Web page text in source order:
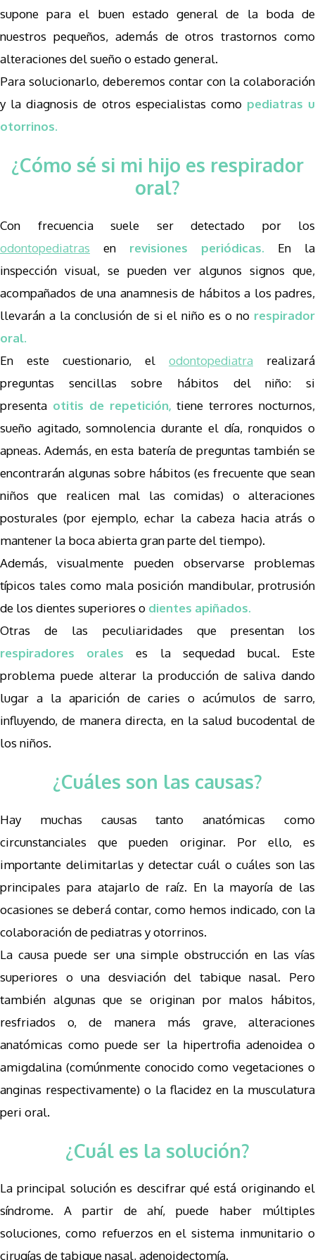
supone para el buen estado general de la boda de
nuestros pequeños, además de otros trastornos como
alteraciones del sueño o estado general.
Para solucionarlo, deberemos contar con la colaboración
y la diagnosis de otros especialistas como pediatras u
otorrinos.
¿Cómo sé si mi hijo es respirador
oral?
Con frecuencia suele ser detectado por los
odontopediatras en revisiones periódicas. En la
inspección visual, se pueden ver algunos signos que,
acompañados de una anamnesis de hábitos a los padres,
llevarán a la conclusión de si el niño es o no respirador
oral.
En este cuestionario, el odontopediatra realizará
preguntas sencillas sobre hábitos del niño: si
presenta otitis de repetición, tiene terrores nocturnos,
sueño agitado, somnolencia durante el día, ronquidos o
apneas. Además, en esta batería de preguntas también se
encontrarán algunas sobre hábitos (es frecuente que sean
niños que realicen mal las comidas) o alteraciones
posturales (por ejemplo, echar la cabeza hacia atrás o
mantener la boca abierta gran parte del tiempo).
Además, visualmente pueden observarse problemas
típicos tales como mala posición mandibular, protrusión
de los dientes superiores o dientes apiñados.
Otras de las peculiaridades que presentan los
respiradores oraleses la sequedad bucal. Este
problema puede alterar la producción de saliva dando
lugar a la aparición de caries o acúmulos de sarro,
influyendo, de manera directa, en la salud bucodental de
los niños.
¿Cuáles son las causas?
Hay muchas causas tanto anatómicas como
circunstanciales que pueden originar. Por ello, es
importante delimitarlas y detectar cuál o cuáles son las
principales para atajarlo de raíz. En la mayoría de las
ocasiones se deberá contar, como hemos indicado, con la
colaboración de pediatras y otorrinos.
La causa puede ser una simple obstrucción en las vías
superiores o una desviación del tabique nasal. Pero
también algunas que se originan por malos hábitos,
resfriados o, de manera más grave, alteraciones
anatómicas como puede ser la hipertrofia adenoidea o
amigdalina (comúnmente conocido como vegetaciones o
anginas respectivamente) o la flacidez en la musculatura
peri oral.
¿Cuál es la solución?
La principal solución es descifrar qué está originando el
síndrome. A partir de ahí, puede haber múltiples
soluciones, como refuerzos en el sistema inmunitario o
cirugías de tabique nasal, adenoidectomía.